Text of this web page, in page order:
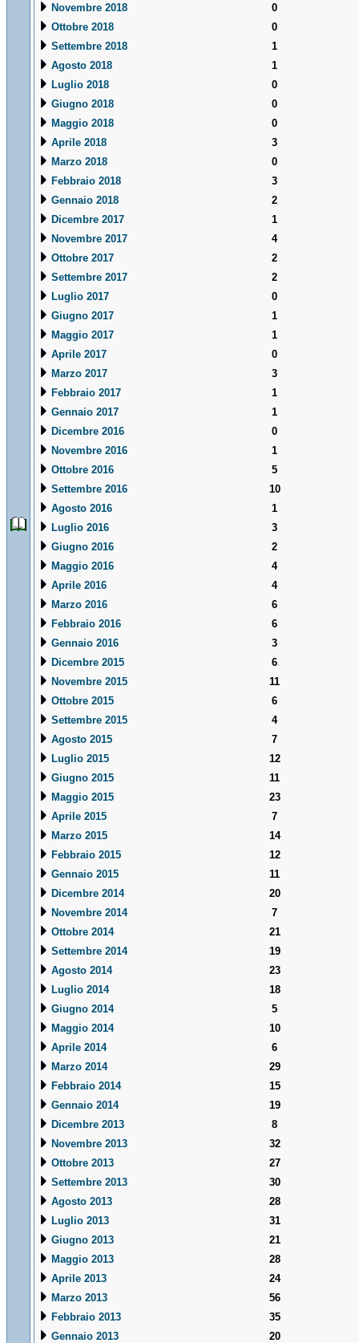
Novembre 2018
0
Ottobre 2018
0
Settembre 2018
1
Agosto 2018
1
Luglio 2018
0
Giugno 2018
0
Maggio 2018
0
Aprile 2018
3
Marzo 2018
0
Febbraio 2018
3
Gennaio 2018
2
Dicembre 2017
1
Novembre 2017
4
Ottobre 2017
2
Settembre 2017
2
Luglio 2017
0
Giugno 2017
1
Maggio 2017
1
Aprile 2017
0
Marzo 2017
3
Febbraio 2017
1
Gennaio 2017
1
Dicembre 2016
0
Novembre 2016
1
Ottobre 2016
5
Settembre 2016
10
Agosto 2016
1
Luglio 2016
3
Giugno 2016
2
Maggio 2016
4
Aprile 2016
4
Marzo 2016
6
Febbraio 2016
6
Gennaio 2016
3
Dicembre 2015
6
Novembre 2015
11
Ottobre 2015
6
Settembre 2015
4
Agosto 2015
7
Luglio 2015
12
Giugno 2015
11
Maggio 2015
23
Aprile 2015
7
Marzo 2015
14
Febbraio 2015
12
Gennaio 2015
11
Dicembre 2014
20
Novembre 2014
7
Ottobre 2014
21
Settembre 2014
19
Agosto 2014
23
Luglio 2014
18
Giugno 2014
5
Maggio 2014
10
Aprile 2014
6
Marzo 2014
29
Febbraio 2014
15
Gennaio 2014
19
Dicembre 2013
8
Novembre 2013
32
Ottobre 2013
27
Settembre 2013
30
Agosto 2013
28
Luglio 2013
31
Giugno 2013
21
Maggio 2013
28
Aprile 2013
24
Marzo 2013
56
Febbraio 2013
35
Gennaio 2013
20